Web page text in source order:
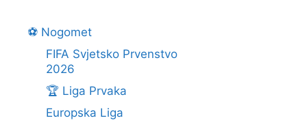
⚽ Nogomet
FIFA Svjetsko Prvenstvo
2026
🏆 Liga Prvaka
Europska Liga